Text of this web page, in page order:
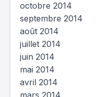
octobre 2014
septembre 2014
août 2014
juillet 2014
juin 2014
mai 2014
avril 2014
mars 2014